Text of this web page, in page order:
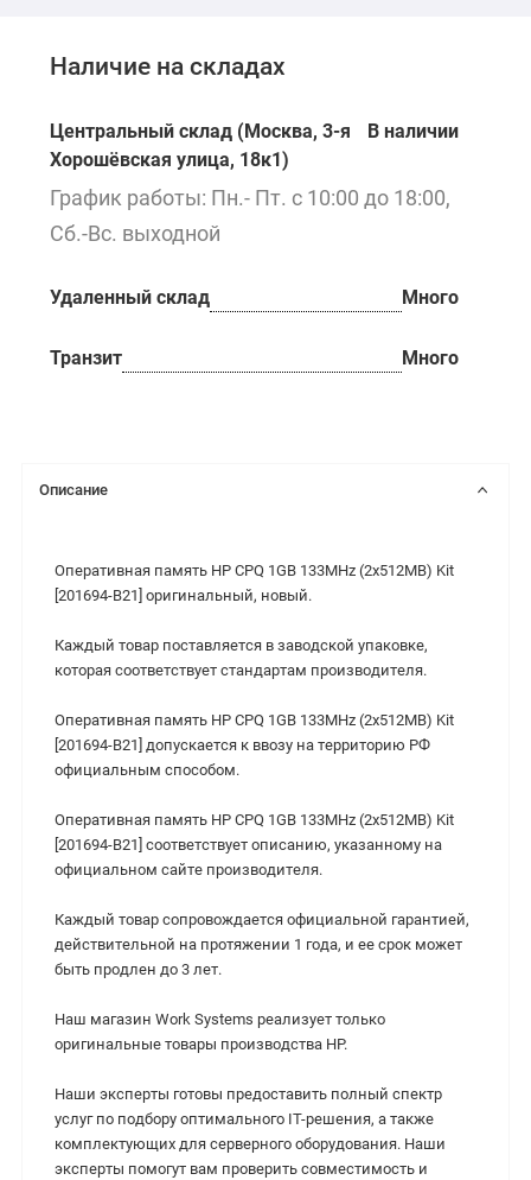
Наличие на складах
Центральный склад (Москва, 3-я
Хорошёвская улица, 18к1)
В наличии
График работы: Пн.- Пт. с 10:00 до 18:00,
Сб.-Вс. выходной
Удаленный склад Много
Транзит Много
Описание
Оперативная память HP CPQ 1GB 133MHz (2x512MB) Kit
[201694-B21] оригинальный, новый.
Каждый товар поставляется в заводской упаковке,
которая соответствует стандартам производителя.
Оперативная память HP CPQ 1GB 133MHz (2x512MB) Kit
[201694-B21] допускается к ввозу на территорию РФ
официальным способом.
Оперативная память HP CPQ 1GB 133MHz (2x512MB) Kit
[201694-B21] cоответствует описанию, указанному на
официальном сайте производителя.
Каждый товар сопровождается официальной гарантией,
действительной на протяжении 1 года, и ее срок может
быть продлен до 3 лет.
Наш магазин Work Systems реализует только
оригинальные товары производства HP.
Наши эксперты готовы предоставить полный спектр
услуг по подбору оптимального IT-решения, а также
комплектующих для серверного оборудования. Наши
эксперты помогут вам проверить совместимость и